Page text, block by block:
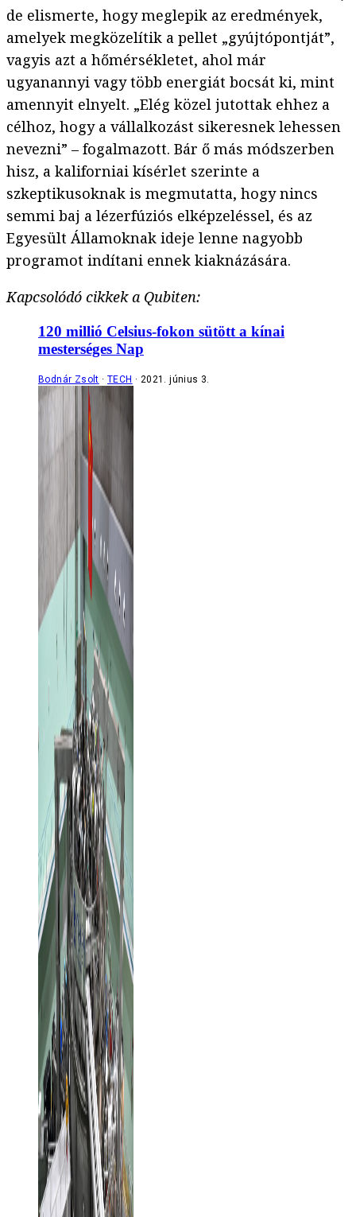
de elismerte, hogy meglepik az eredmények,
amelyek megközelítik a pellet „gyújtópontját”,
vagyis azt a hőmérsékletet, ahol már
ugyanannyi vagy több energiát bocsát ki, mint
amennyit elnyelt. „Elég közel jutottak ehhez a
célhoz, hogy a vállalkozást sikeresnek lehessen
nevezni” – fogalmazott. Bár ő más módszerben
hisz, a kaliforniai kísérlet szerinte a
szkeptikusoknak is megmutatta, hogy nincs
semmi baj a lézerfúziós elképzeléssel, és az
Egyesült Államoknak ideje lenne nagyobb
programot indítani ennek kiaknázására.
Kapcsolódó cikkek a Qubiten:
120 millió Celsius-fokon sütött a kínai
mesterséges Nap
Bodnár Zsolt TECH 2021. június 3.